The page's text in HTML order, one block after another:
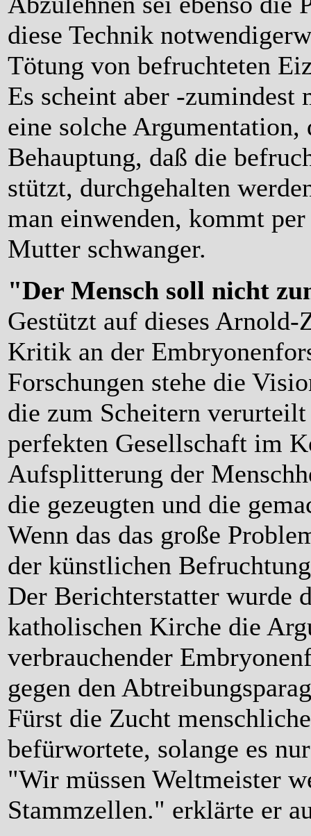
diese Technik
Tötung von befruchteten
Es scheint aber -
eine solche
Behauptung, daß die
stützt, durchgehalten
man einwenden, kommt
Mutter schwanger.
"Der Mensch soll nicht
Gestützt auf dieses
Kritik an der
Forschungen stehe die
die zum Scheitern
perfekten Gesellschaft im
Aufsplitterung der
die gezeugten und die
Wenn das das große
der künstlichen
Der Berichterstatter wurde
katholischen Kirche die
verbrauchender
gegen den
Fürst die Zucht
befürwortete, solange es
"Wir müssen Weltmeister
Stammzellen." erklärte er